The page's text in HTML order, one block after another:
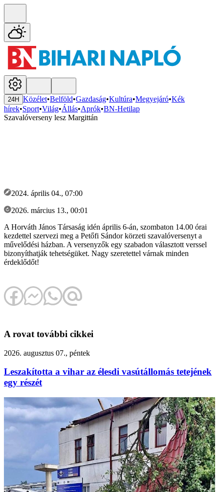
24H Közélet•Belföld•Gazdaság•Kultúra•Megyejáró•Kék
hírek•Sport•Világ•Állás•Aprók•BN-Hetilap
Szavalóverseny lesz Margittán
2024. április 04., 07:00
2026. március 13., 00:01
A Horváth János Társaság idén április 6-án, szombaton 14.00 órai
kezdettel szervezi meg a Petőfi Sándor körzeti szavalóversenyt a
művelődési házban. A versenyzők egy szabadon választott verssel
bizonyíthatják tehetségüket. Nagy szeretettel várnak minden
érdeklődőt!
A rovat további cikkei
2026. augusztus 07., péntek
Leszakította a vihar az élesdi vasútállomás tetejének
egy részét